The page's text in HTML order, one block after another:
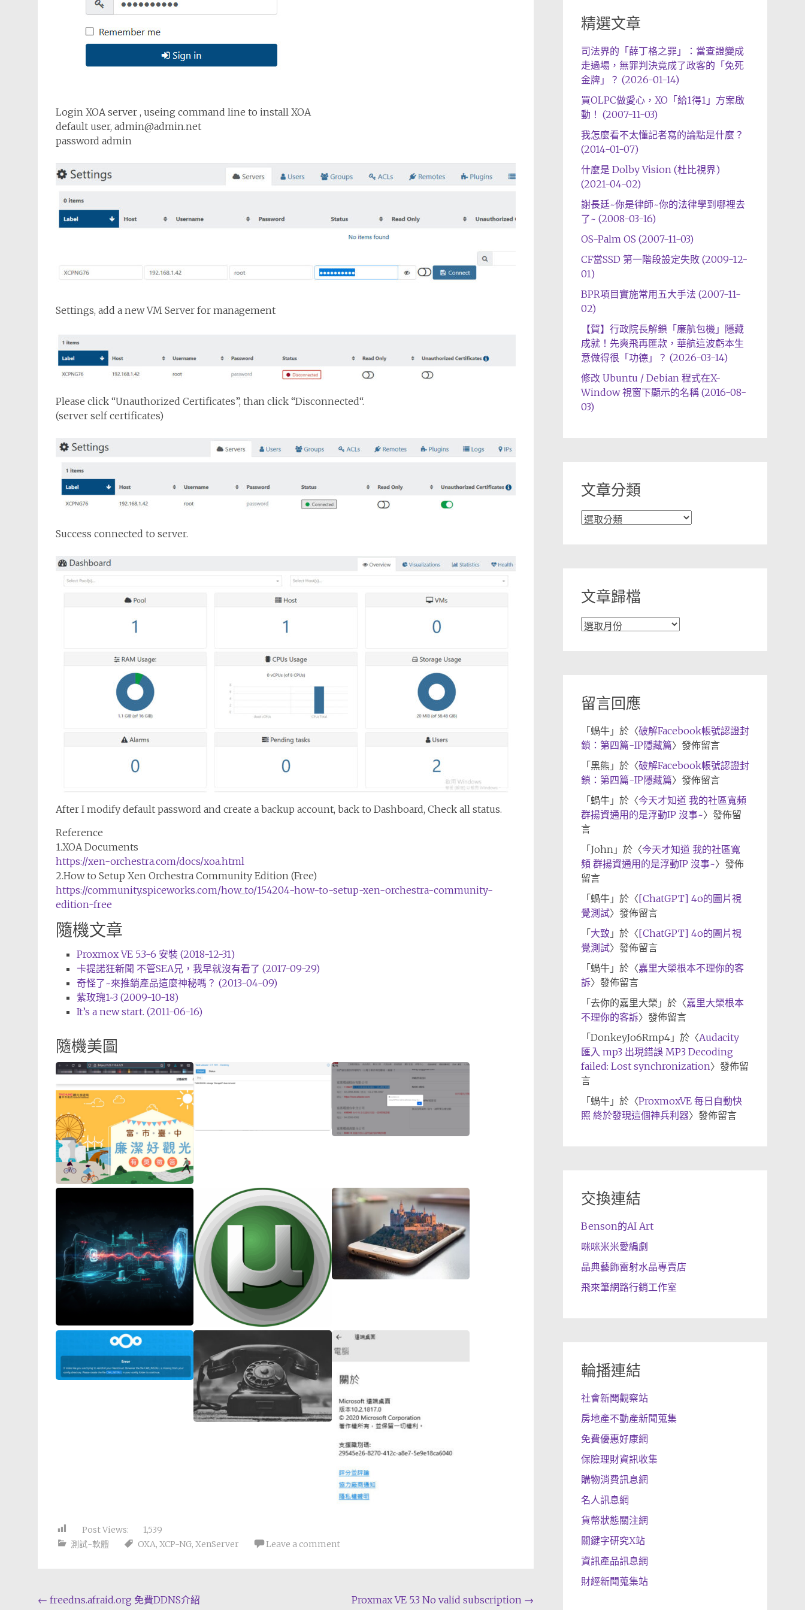
Login XOA server , useing command line to install XOA
default user, admin@admin.net
password admin
Settings, add a new VM Server for management
Please click “Unauthorized Certificates”, than click “Disconnected“.
(server self certificates)
Success connected to server.
After I modify default password and create a backup account, back to Dashboard, Check all status.
Reference
1.XOA Documents
https://xen-orchestra.com/docs/xoa.html
2.How to Setup Xen Orchestra Community Edition (Free)
https://community.spiceworks.com/how_to/154204-how-to-setup-xen-orchestra-community-
edition-free
隨機文章
Proxmox VE 5.3-6 安裝 (2018-12-31)
卡提諾狂新聞 不管SEA兄，我早就沒有看了 (2017-09-29)
奇怪了~來推銷產品這麼神秘嗎？ (2013-04-09)
紫玫瑰1~3 (2009-10-18)
It’s a new start. (2011-06-16)
隨機美圖
Post Views:
1,539
測試-軟體
OXA, XCP-NG, XenServer Leave a comment
Post
← freedns.afraid.org 免費DDNS介紹 Proxmax VE 5.3 No valid subscription →
精選文章
司法界的「薛丁格之罪」：當查證變成
走過場，無罪判決竟成了政客的「免死
金牌」？ (2026-01-14)
買OLPC做愛心，XO「給1得1」方案啟
動！ (2007-11-03)
我怎麼看不太懂記者寫的論點是什麼？
(2014-01-07)
什麼是 Dolby Vision (杜比視界)
(2021-04-02)
謝長廷~你是律師~你的法律學到哪裡去
了~ (2008-03-16)
OS-Palm OS (2007-11-03)
CF當SSD 第一階段設定失敗 (2009-12-
01)
BPR項目實施常用五大手法 (2007-11-
02)
【賀】行政院長解鎖「廉航包機」隱藏
成就！先爽飛再匯款，華航這波虧本生
意做得很「功德」？ (2026-03-14)
修改 Ubuntu / Debian 程式在X-
Window 視窗下顯示的名稱 (2016-08-
03)
文章分類
文
文章歸檔
文
留言回應
「 蝸牛」於〈破解Facebook帳號認證封
鎖：第四篇-IP隱藏篇〉發佈留言
「 黑熊 」於〈破解Facebook帳號認證封
鎖：第四篇-IP隱藏篇〉發佈留言
「 蝸牛」於〈今天才知道 我的社區寬頻
群揚資通用的是浮動IP 沒事~〉發佈留
言
「 John」於〈今天才知道 我的社區寬
頻 群揚資通用的是浮動IP 沒事~〉發佈
留言
「 蝸牛」於〈[ChatGPT] 4o的圖片視
覺測試〉發佈留言
「 大致 」於〈[ChatGPT] 4o的圖片視
覺測試〉發佈留言
「 蝸牛」於〈嘉里大榮根本不理你的客
訴〉發佈留言
「 去你的嘉里大榮 」於〈嘉里大榮根本
不理你的客訴〉發佈留言
「 DonkeyJo6Rmp4」於〈Audacity
匯入 mp3 出現錯誤 MP3 Decoding
failed: Lost synchronization〉發佈留
言
「 蝸牛」於〈ProxmoxVE 每日自動快
照 終於發現這個神兵利器〉發佈留言
交換連結
Benson的AI Art
咪咪米米愛編劇
晶典藝飾雷射水晶專賣店
飛來筆網路行銷工作室
輪播連結
社會新聞觀察站
房地產不動產新聞蒐集
免費優惠好康網
保險理財資訊收集
購物消費訊息網
名人訊息網
貨幣狀態關注網
關鍵字研究X站
資訊產品訊息網
財經新聞蒐集站